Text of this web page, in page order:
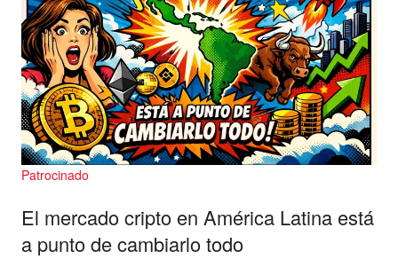
Patrocinado
El mercado cripto en América Latina está
a punto de cambiarlo todo